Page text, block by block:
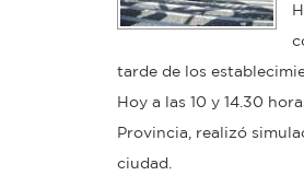
tarde de los
Hoy a las 10 y 14.30
Provincia, realizó
ciudad.